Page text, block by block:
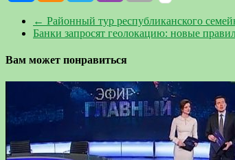
← Районный тур республиканского
Банки запросят геолокацию: новые
Вам может понравиться